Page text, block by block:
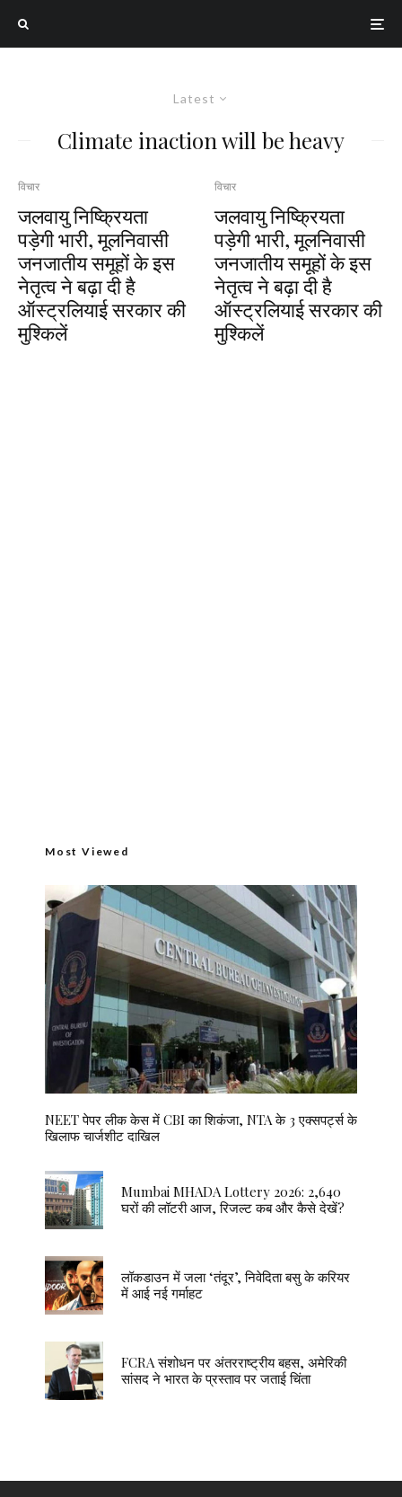
Latest
Climate inaction will be heavy
विचार
जलवायु निष्क्रियता
पड़ेगी भारी, मूलनिवासी
जनजातीय समूहों के इस
नेतृत्व ने बढ़ा दी है
ऑस्ट्रलियाई सरकार की
मुश्किलें
विचार
जलवायु निष्क्रियता
पड़ेगी भारी, मूलनिवासी
जनजातीय समूहों के इस
नेतृत्व ने बढ़ा दी है
ऑस्ट्रलियाई सरकार की
मुश्किलें
Most Viewed
NEET पेपर लीक केस में CBI का शिकंजा, NTA के 3 एक्सपर्ट्स के
खिलाफ चार्जशीट दाखिल
Mumbai MHADA Lottery 2026: 2,640
घरों की लॉटरी आज, रिजल्ट कब और कैसे देखें?
लॉकडाउन में जला ‘तंदूर’, निवेदिता बसु के करियर
में आई नई गर्माहट
FCRA संशोधन पर अंतरराष्ट्रीय बहस, अमेरिकी
सांसद ने भारत के प्रस्ताव पर जताई चिंता